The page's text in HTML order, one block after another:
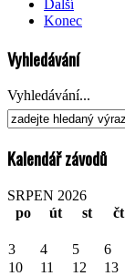
Další
Konec
Vyhledávání
Vyhledávání...
Kalendář závodů
SRPEN 2026
po
út st čt
3
4 5 6
10
11 12 13